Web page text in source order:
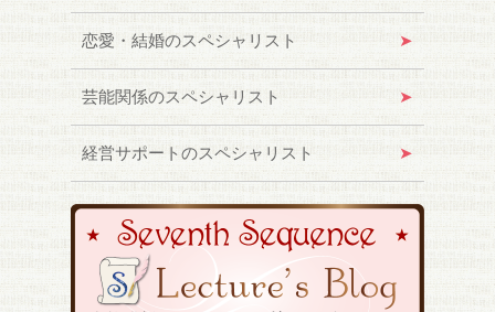
恋愛・結婚のスペシャリスト
芸能関係のスペシャリスト
経営サポートのスペシャリスト